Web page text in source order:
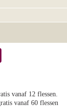
vanaf 12 flessen.
vanaf 60 flessen